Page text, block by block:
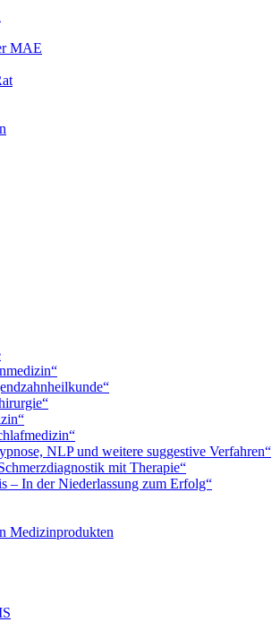
MAE
NLP und weitere suggestive Verfahren“
mit Therapie“
– In der Niederlassung zum Erfolg“
Medizinprodukten